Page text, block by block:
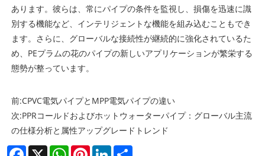
あります。彼らは、常にパイプの条件を監視し、損傷を迅速に識
別する機能など、インテリジェントな機能を組み込むこともでき
ます。さらに、グローバルな接続性が継続的に強化されているた
め、PEプラムの花のパイプの新しいアプリケーションが繁栄する
態勢が整っています。
前:CPVC電気パイプとMPP電気パイプの違い
次:PPRコールドおよびホットウォーターパイプ：グローバル主流
の仕様分析と属性アップグレードトレンド
Facebook
X WhatsAppPinterestLinkedIn